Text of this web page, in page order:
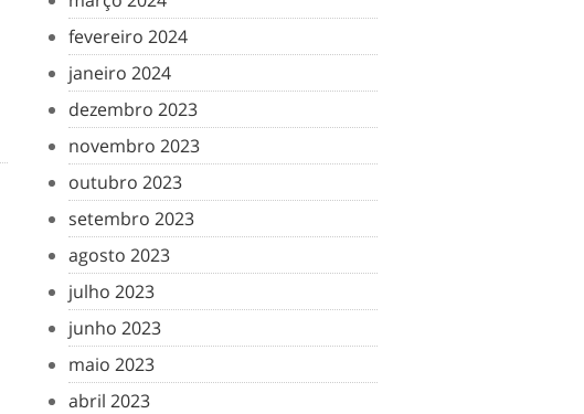
fevereiro 2024
janeiro 2024
dezembro 2023
novembro 2023
outubro 2023
setembro 2023
agosto 2023
julho 2023
junho 2023
maio 2023
abril 2023